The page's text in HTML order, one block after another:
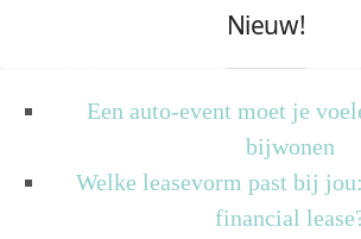
Nieuw!
Een auto-event moet je
bijwonen
Welke leasevorm past bij
financial